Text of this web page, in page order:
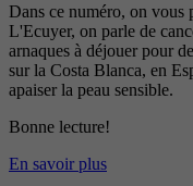
Dans ce numéro, on vous
L'Ecuyer, on parle de
arnaques à déjouer pour
sur la Costa Blanca, en
apaiser la peau sensible.
Bonne lecture!
En savoir plus